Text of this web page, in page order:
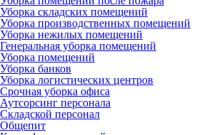
Уборка складских помещений
Уборка производственных помещений
Уборка нежилых помещений
Генеральная уборка помещений
Уборка помещений
Уборка банков
Уборка логистических центров
Срочная уборка офиса
Аутсорсинг персонала
Складской персонал
Общепит